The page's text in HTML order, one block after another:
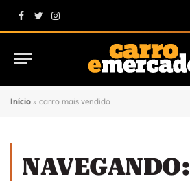
Facebook
Twitter
Instagram
Início » carro mais vendido
NAVEGANDO: